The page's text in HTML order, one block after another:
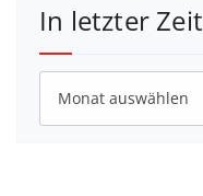
In letzter Zeit
In
letzter
Zeit